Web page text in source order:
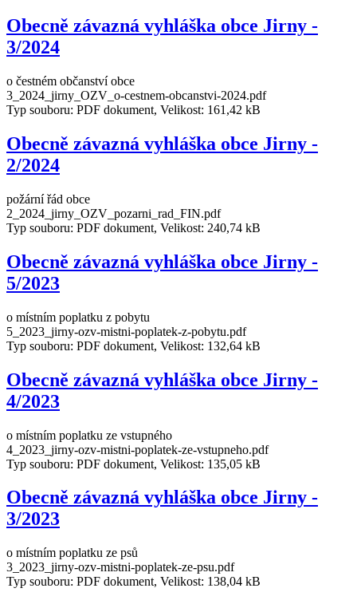
Obecně závazná vyhláška obce Jirny -
3/2024
o čestném občanství obce
3_2024_jirny_OZV_o-cestnem-obcanstvi-2024.pdf
Typ souboru: PDF dokument, Velikost: 161,42 kB
Obecně závazná vyhláška obce Jirny -
2/2024
požární řád obce
2_2024_jirny_OZV_pozarni_rad_FIN.pdf
Typ souboru: PDF dokument, Velikost: 240,74 kB
Obecně závazná vyhláška obce Jirny -
5/2023
o místním poplatku z pobytu
5_2023_jirny-ozv-mistni-poplatek-z-pobytu.pdf
Typ souboru: PDF dokument, Velikost: 132,64 kB
Obecně závazná vyhláška obce Jirny -
4/2023
o místním poplatku ze vstupného
4_2023_jirny-ozv-mistni-poplatek-ze-vstupneho.pdf
Typ souboru: PDF dokument, Velikost: 135,05 kB
Obecně závazná vyhláška obce Jirny -
3/2023
o místním poplatku ze psů
3_2023_jirny-ozv-mistni-poplatek-ze-psu.pdf
Typ souboru: PDF dokument, Velikost: 138,04 kB